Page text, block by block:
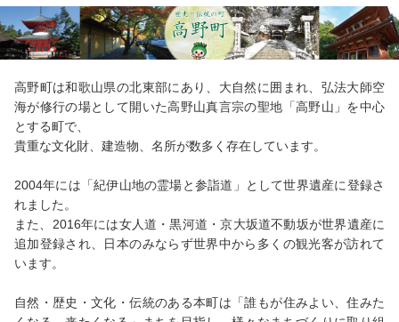
高野町は和歌山県の北東部にあり、大自然に囲まれ、弘法大師空
海が修行の場として開いた高野山真言宗の聖地「高野山」を中心
とする町で、
貴重な文化財、建造物、名所が数多く存在しています。
2004年には「紀伊山地の霊場と参詣道」として世界遺産に登録さ
れました。
また、2016年には女人道・黒河道・京大坂道不動坂が世界遺産に
追加登録され、日本のみならず世界中から多くの観光客が訪れて
います。
自然・歴史・文化・伝統のある本町は「誰もが住みよい、住みた